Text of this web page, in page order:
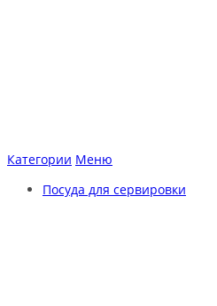
Категории Меню
Посуда для сервировки